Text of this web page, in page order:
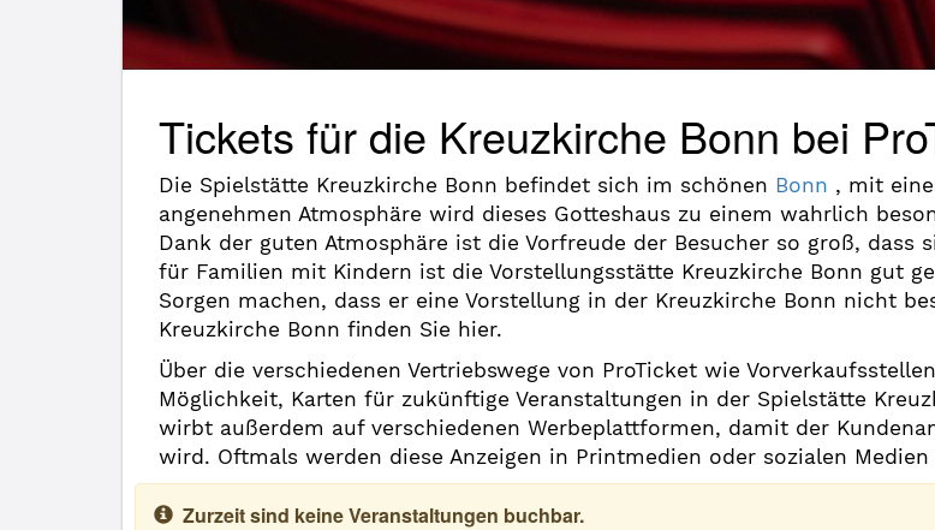
Tickets für die Kreuzkirche Bonn bei
Die Spielstätte Kreuzkirche Bonn befindet sich im schönen Bonn , mit
angenehmen Atmosphäre wird dieses Gotteshaus zu einem wahrlich
Dank der guten Atmosphäre ist die Vorfreude der Besucher so groß,
für Familien mit Kindern ist die Vorstellungsstätte Kreuzkirche Bonn gut
Sorgen machen, dass er eine Vorstellung in der Kreuzkirche Bonn nicht
Kreuzkirche Bonn finden Sie hier.
Über die verschiedenen Vertriebswege von ProTicket wie
Möglichkeit, Karten für zukünftige Veranstaltungen in der Spielstätte
wirbt außerdem auf verschiedenen Werbeplattformen, damit der
wird. Oftmals werden diese Anzeigen in Printmedien oder sozialen
Zurzeit sind keine Veranstaltungen buchbar.